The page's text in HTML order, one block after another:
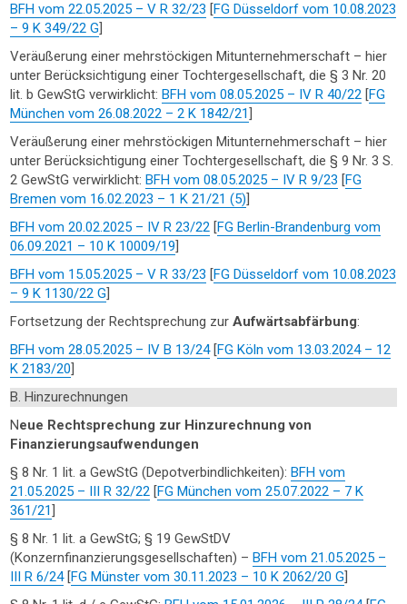
BFH vom 22.05.2025 – V R 32/23 [FG Düsseldorf vom 10.08.2023
– 9 K 349/22 G]
Veräußerung einer mehrstöckigen Mitunternehmerschaft – hier
unter Berücksichtigung einer Tochtergesellschaft, die § 3 Nr. 20
lit. b GewStG verwirklicht:BFH vom 08.05.2025 – IV R 40/22 [FG
München vom 26.08.2022 – 2 K 1842/21]
Veräußerung einer mehrstöckigen Mitunternehmerschaft – hier
unter Berücksichtigung einer Tochtergesellschaft, die § 9 Nr. 3 S.
2 GewStG verwirklicht:BFH vom 08.05.2025 – IV R 9/23 [FG
Bremen vom 16.02.2023 – 1 K 21/21 (5)]
BFH vom 20.02.2025 – IV R 23/22 [FG Berlin-Brandenburg vom
06.09.2021 – 10 K 10009/19]
BFH vom 15.05.2025 – V R 33/23 [FG Düsseldorf vom 10.08.2023
– 9 K 1130/22 G]
Fortsetzung der Rechtsprechung zurAufwärtsabfärbung:
BFH vom 28.05.2025 – IV B 13/24[FG Köln vom 13.03.2024 – 12
K 2183/20]
B. Hinzurechnungen
Neue Rechtsprechung zur Hinzurechnung von
Finanzierungsaufwendungen
§ 8 Nr. 1 lit. a GewStG (Depotverbindlichkeiten):BFH vom
21.05.2025 – III R 32/22 [FG München vom 25.07.2022 – 7 K
361/21]
§ 8 Nr. 1 lit. a GewStG; § 19 GewStDV
(Konzernfinanzierungsgesellschaften) –BFH vom 21.05.2025 –
III R 6/24[FG Münster vom 30.11.2023 – 10 K 2062/20 G]